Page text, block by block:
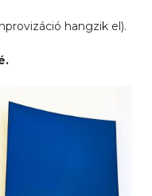
hangzik el).